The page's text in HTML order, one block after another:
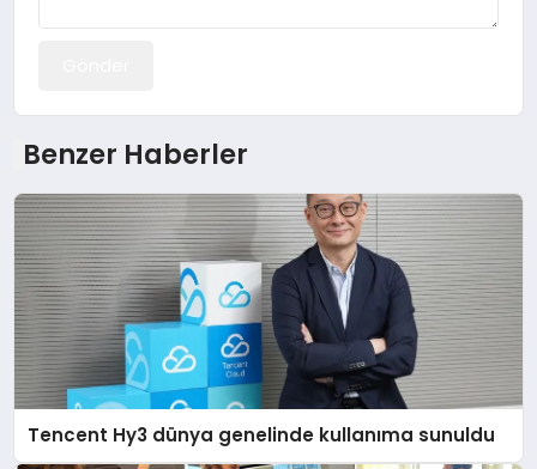
Benzer Haberler
Tencent Hy3 dünya genelinde kullanıma sunuldu